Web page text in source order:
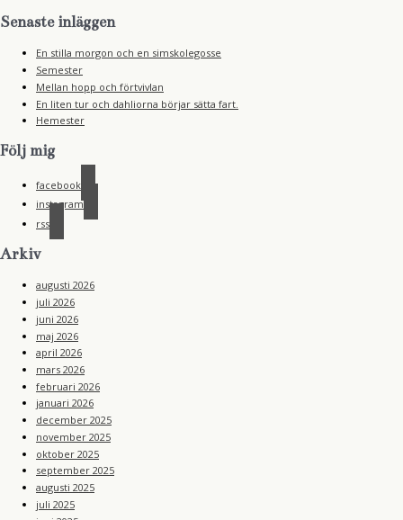
Senaste inläggen
En stilla morgon och en simskolegosse
Semester
Mellan hopp och förtvivlan
En liten tur och dahliorna börjar sätta fart.
Hemester
Följ mig
facebook
instagram
rss
Arkiv
augusti 2026
juli 2026
juni 2026
maj 2026
april 2026
mars 2026
februari 2026
januari 2026
december 2025
november 2025
oktober 2025
september 2025
augusti 2025
juli 2025